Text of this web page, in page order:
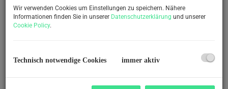
Wir verwenden Cookies um Einstellungen zu speichern. Nähere
Informationen finden Sie in unserer Datenschutzerklärung und unserer
Cookie Policy.
Technisch notwendige Cookies immer aktiv